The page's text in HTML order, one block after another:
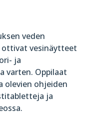
veden
vesinäytteet
ja
varten. Oppilaat
olevien ohjeiden
ja